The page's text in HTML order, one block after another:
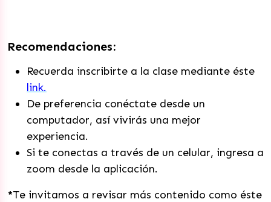
Recomendaciones:
Recuerda inscribirte a la clase mediante éste
link.
De preferencia conéctate desde un
computador, así vivirás una mejor
experiencia.
Si te conectas a través de un celular, ingresa a
zoom desde la aplicación.
*Te invitamos a revisar más contenido como éste